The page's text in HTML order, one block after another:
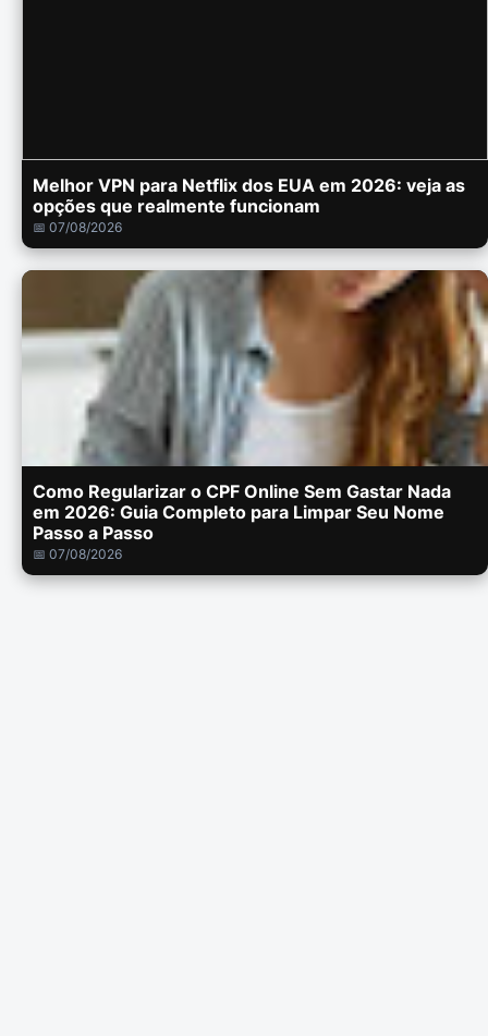
Melhor VPN para Netflix dos EUA em 2026: veja as
opções que realmente funcionam
📅 07/08/2026
Como Regularizar o CPF Online Sem Gastar Nada
em 2026: Guia Completo para Limpar Seu Nome
Passo a Passo
📅 07/08/2026